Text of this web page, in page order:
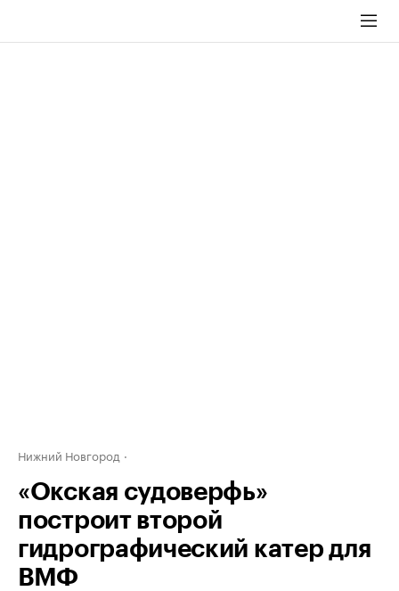
Нижний Новгород
«Окская судоверфь»
построит второй
гидрографический катер для
ВМФ